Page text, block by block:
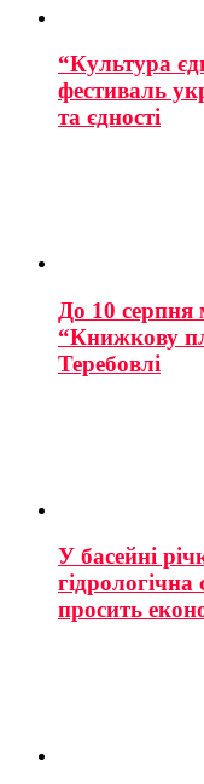
“Культура
фестиваль
та єдності
До 10
“Книжкову
Теребовлі
У басейні
гідрологічна
просить